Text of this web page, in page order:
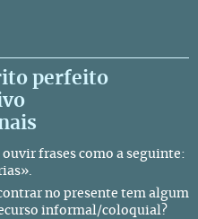
perfeito
ouvir frases como a seguinte:
no presente tem algum
informal/coloquial?